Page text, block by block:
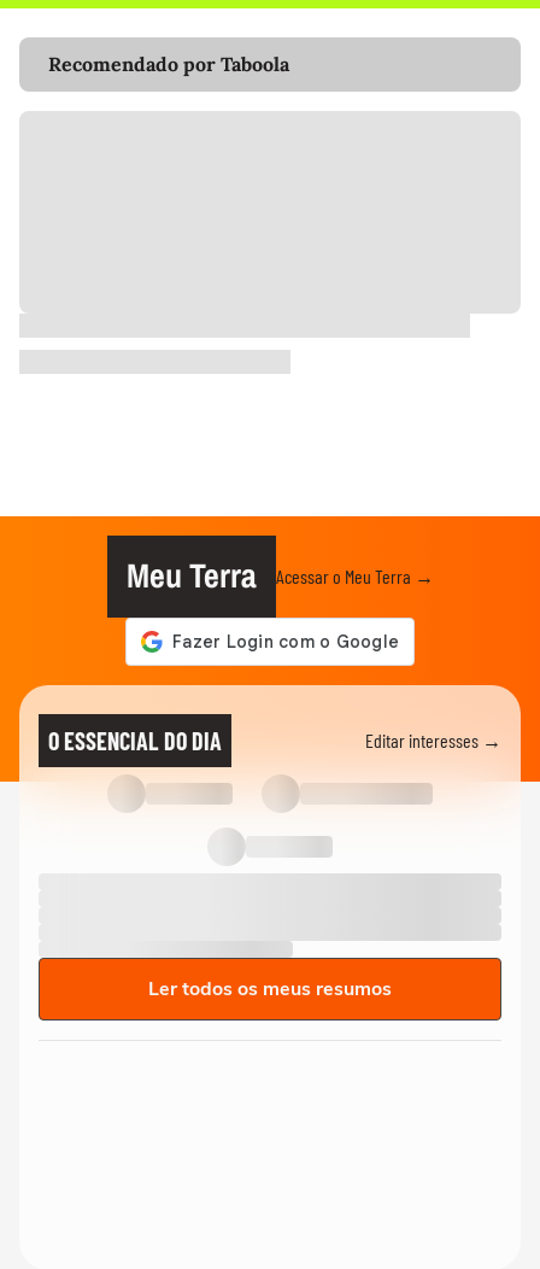
Recomendado por Taboola
Meu Terra Acessar o Meu Terra →
O ESSENCIAL DO DIA Editar interesses →
Ler todos os meus resumos